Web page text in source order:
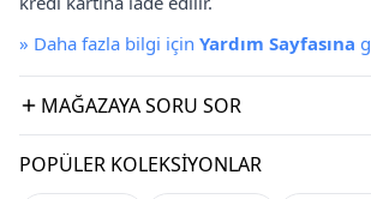
» Daha fazla bilgi için Yardım Sayfasına
MAĞAZAYA SORU SOR
POPÜLER KOLEKSIYONLAR